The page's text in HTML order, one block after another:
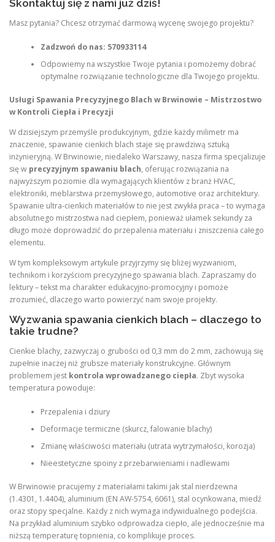
Skontaktuj się z nami już dziś!
Masz pytania? Chcesz otrzymać darmową wycenę swojego projektu?
Zadzwoń do nas: 570933114
Odpowiemy na wszystkie Twoje pytania i pomożemy dobrać
optymalne rozwiązanie technologiczne dla Twojego projektu.
Usługi Spawania Precyzyjnego Blach w Brwinowie – Mistrzostwo
w Kontroli Ciepła i Precyzji
W dzisiejszym przemyśle produkcyjnym, gdzie każdy milimetr ma
znaczenie, spawanie cienkich blach staje się prawdziwą sztuką
inżynieryjną. W Brwinowie, niedaleko Warszawy, nasza firma specjalizuje
się w precyzyjnym spawaniu blach, oferując rozwiązania na
najwyższym poziomie dla wymagających klientów z branż HVAC,
elektroniki, meblarstwa przemysłowego, automotive oraz architektury.
Spawanie ultra-cienkich materiałów to nie jest zwykła praca – to wymaga
absolutnego mistrzostwa nad ciepłem, ponieważ ułamek sekundy za
długo może doprowadzić do przepalenia materiału i zniszczenia całego
elementu.
W tym kompleksowym artykule przyjrzymy się bliżej wyzwaniom,
technikom i korzyściom precyzyjnego spawania blach. Zapraszamy do
lektury – tekst ma charakter edukacyjno-promocyjny i pomoże
zrozumieć, dlaczego warto powierzyć nam swoje projekty.
Wyzwania spawania cienkich blach – dlaczego to
takie trudne?
Cienkie blachy, zazwyczaj o grubości od 0,3 mm do 2 mm, zachowują się
zupełnie inaczej niż grubsze materiały konstrukcyjne. Głównym
problemem jest kontrola wprowadzanego ciepła. Zbyt wysoka
temperatura powoduje:
Przepalenia i dziury
Deformacje termiczne (skurcz, falowanie blachy)
Zmianę właściwości materiału (utrata wytrzymałości, korozja)
Nieestetyczne spoiny z przebarwieniami i nadlewami
W Brwinowie pracujemy z materiałami takimi jak stal nierdzewna
(1.4301, 1.4404), aluminium (EN AW-5754, 6061), stal ocynkowana, miedź
oraz stopy specjalne. Każdy z nich wymaga indywidualnego podejścia.
Na przykład aluminium szybko odprowadza ciepło, ale jednocześnie ma
niższą temperaturę topnienia, co komplikuje proces.